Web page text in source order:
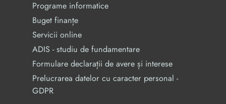
Programe informatice
Buget finanțe
Servicii online
ADIS - studiu de fundamentare
Formulare declarații de avere și interese
Prelucrarea datelor cu caracter personal -
GDPR